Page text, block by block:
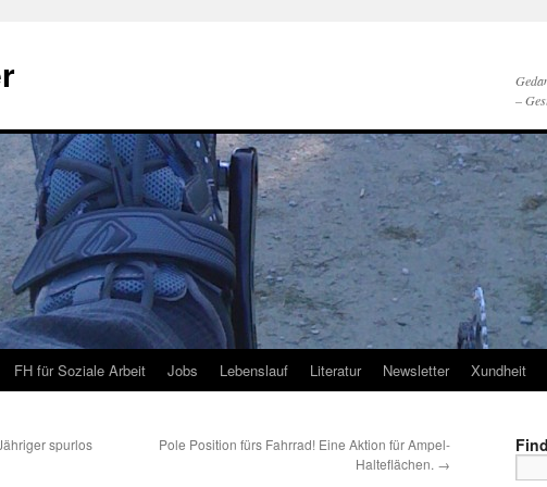
–
FH für Soziale Arbeit Jobs Lebenslauf Literatur Newsletter Xundheit
spurlos
Pole Position fürs Fahrrad! Eine Aktion für Ampel-
Halteflächen. →